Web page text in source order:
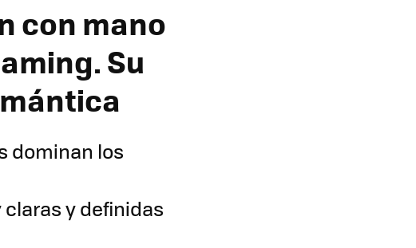
con mano
Su
dominan los
y definidas